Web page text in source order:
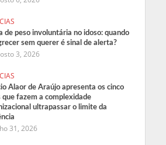
de peso involuntária no idoso: quando
sem querer é sinal de alerta?
3, 2026
Alaor de Araújo apresenta os cinco
que fazem a complexidade
ultrapassar o limite da
31, 2026